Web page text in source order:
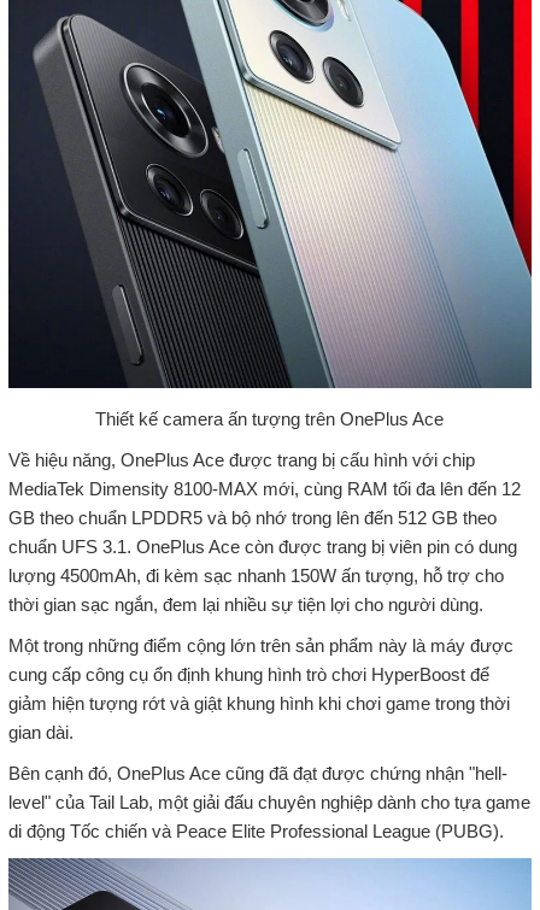
Thiết kế camera ấn tượng trên OnePlus Ace
Về hiệu năng, OnePlus Ace được trang bị cấu hình với chip
MediaTek Dimensity 8100-MAX mới, cùng RAM tối đa lên đến 12
GB theo chuẩn LPDDR5 và bộ nhớ trong lên đến 512 GB theo
chuẩn UFS 3.1. OnePlus Ace còn được trang bị viên pin có dung
lượng 4500mAh, đi kèm sạc nhanh 150W ấn tượng, hỗ trợ cho
thời gian sạc ngắn, đem lại nhiều sự tiện lợi cho người dùng.
Một trong những điểm cộng lớn trên sản phẩm này là máy được
cung cấp công cụ ổn định khung hình trò chơi HyperBoost để
giảm hiện tượng rớt và giật khung hình khi chơi game trong thời
gian dài.
Bên cạnh đó, OnePlus Ace cũng đã đạt được chứng nhận "hell-
level" của Tail Lab, một giải đấu chuyên nghiệp dành cho tựa game
di động Tốc chiến và Peace Elite Professional League (PUBG).